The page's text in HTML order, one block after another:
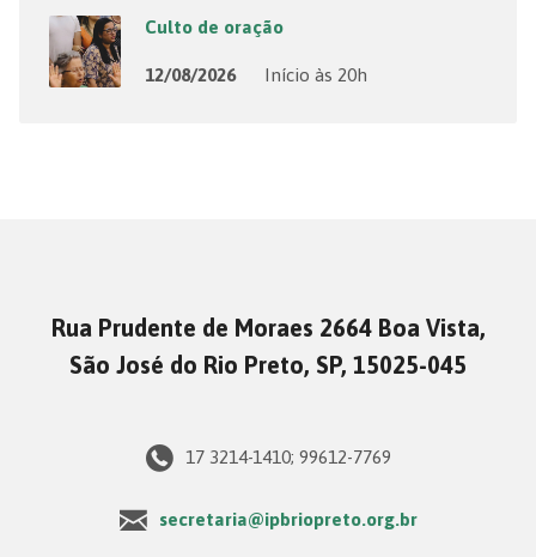
Culto de oração
12/08/2026 Início às 20h
Rua Prudente de Moraes 2664 Boa Vista,
São José do Rio Preto, SP, 15025-045
17 3214-1410; 99612-7769
secretaria@ipbriopreto.org.br